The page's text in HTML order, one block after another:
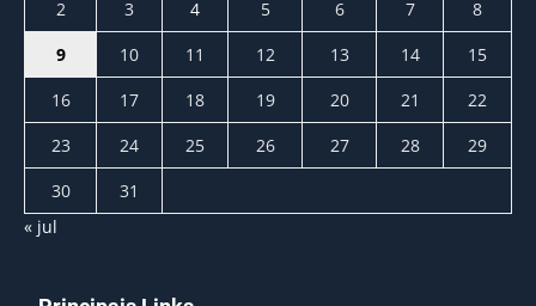
2
3 4 5 6 7
8
9
10 11 12 13 14
15
16
17 18 19 20 21
22
23
24 25 26 27 28
29
30
31
« jul